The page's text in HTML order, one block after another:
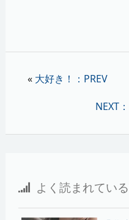
« 大好き！：PREV
NEXT
よく読まれてい